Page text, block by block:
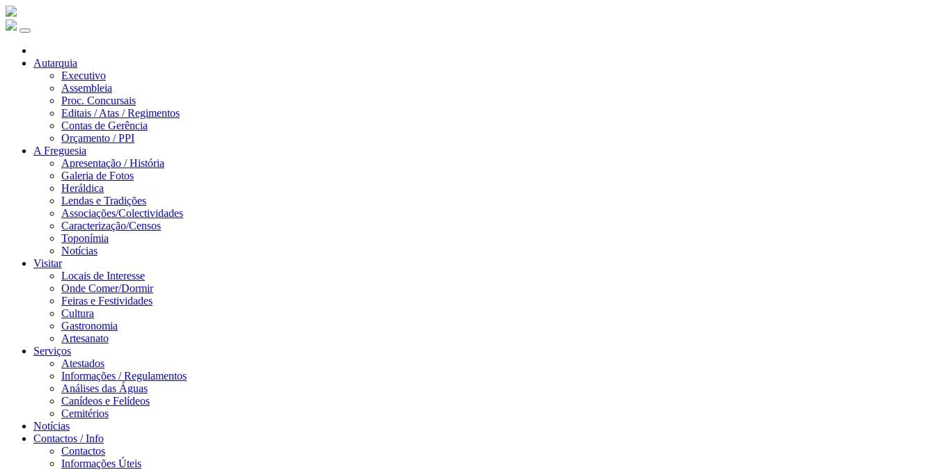
Autarquia
Executivo
Assembleia
Proc. Concursais
Editais / Atas / Regimentos
Contas de Gerência
Orçamento / PPI
A Freguesia
Apresentação / História
Galeria de Fotos
Heráldica
Lendas e Tradições
Associações/Colectividades
Caracterização/Censos
Toponímia
Notícias
Visitar
Locais de Interesse
Onde Comer/Dormir
Feiras e Festividades
Cultura
Gastronomia
Artesanato
Serviços
Atestados
Informações / Regulamentos
Análises das Águas
Canídeos e Felídeos
Cemitérios
Notícias
Contactos / Info
Contactos
Informações Úteis